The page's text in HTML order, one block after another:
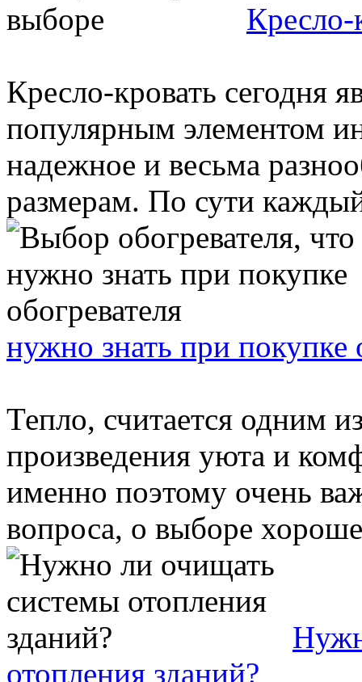
Кресло-
Кресло-кровать сегодня
популярным элементом
надежное и весьма
размерам. По сути
нужно знать при покупке
Тепло, считается одним
произведения уюта и
именно поэтому очень
вопроса, о выборе
отопления зданий?